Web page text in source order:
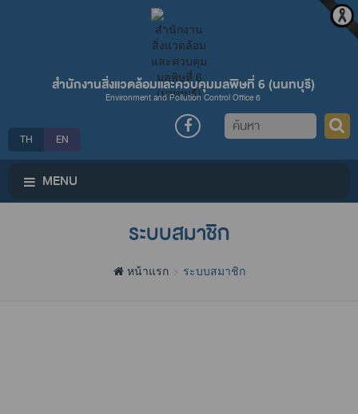
สำนักงานสิ่งแวดล้อมและควบคุมมลพิษที่ 6 (นนทบุรี)
Environment and Pollution Control Office 6
TH EN
ค้นหา
MENU
ระบบสมาชิก
หน้าแรก ระบบสมาชิก